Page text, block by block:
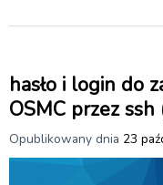
hasło i login do
OSMC przez
Opublikowany dnia 23